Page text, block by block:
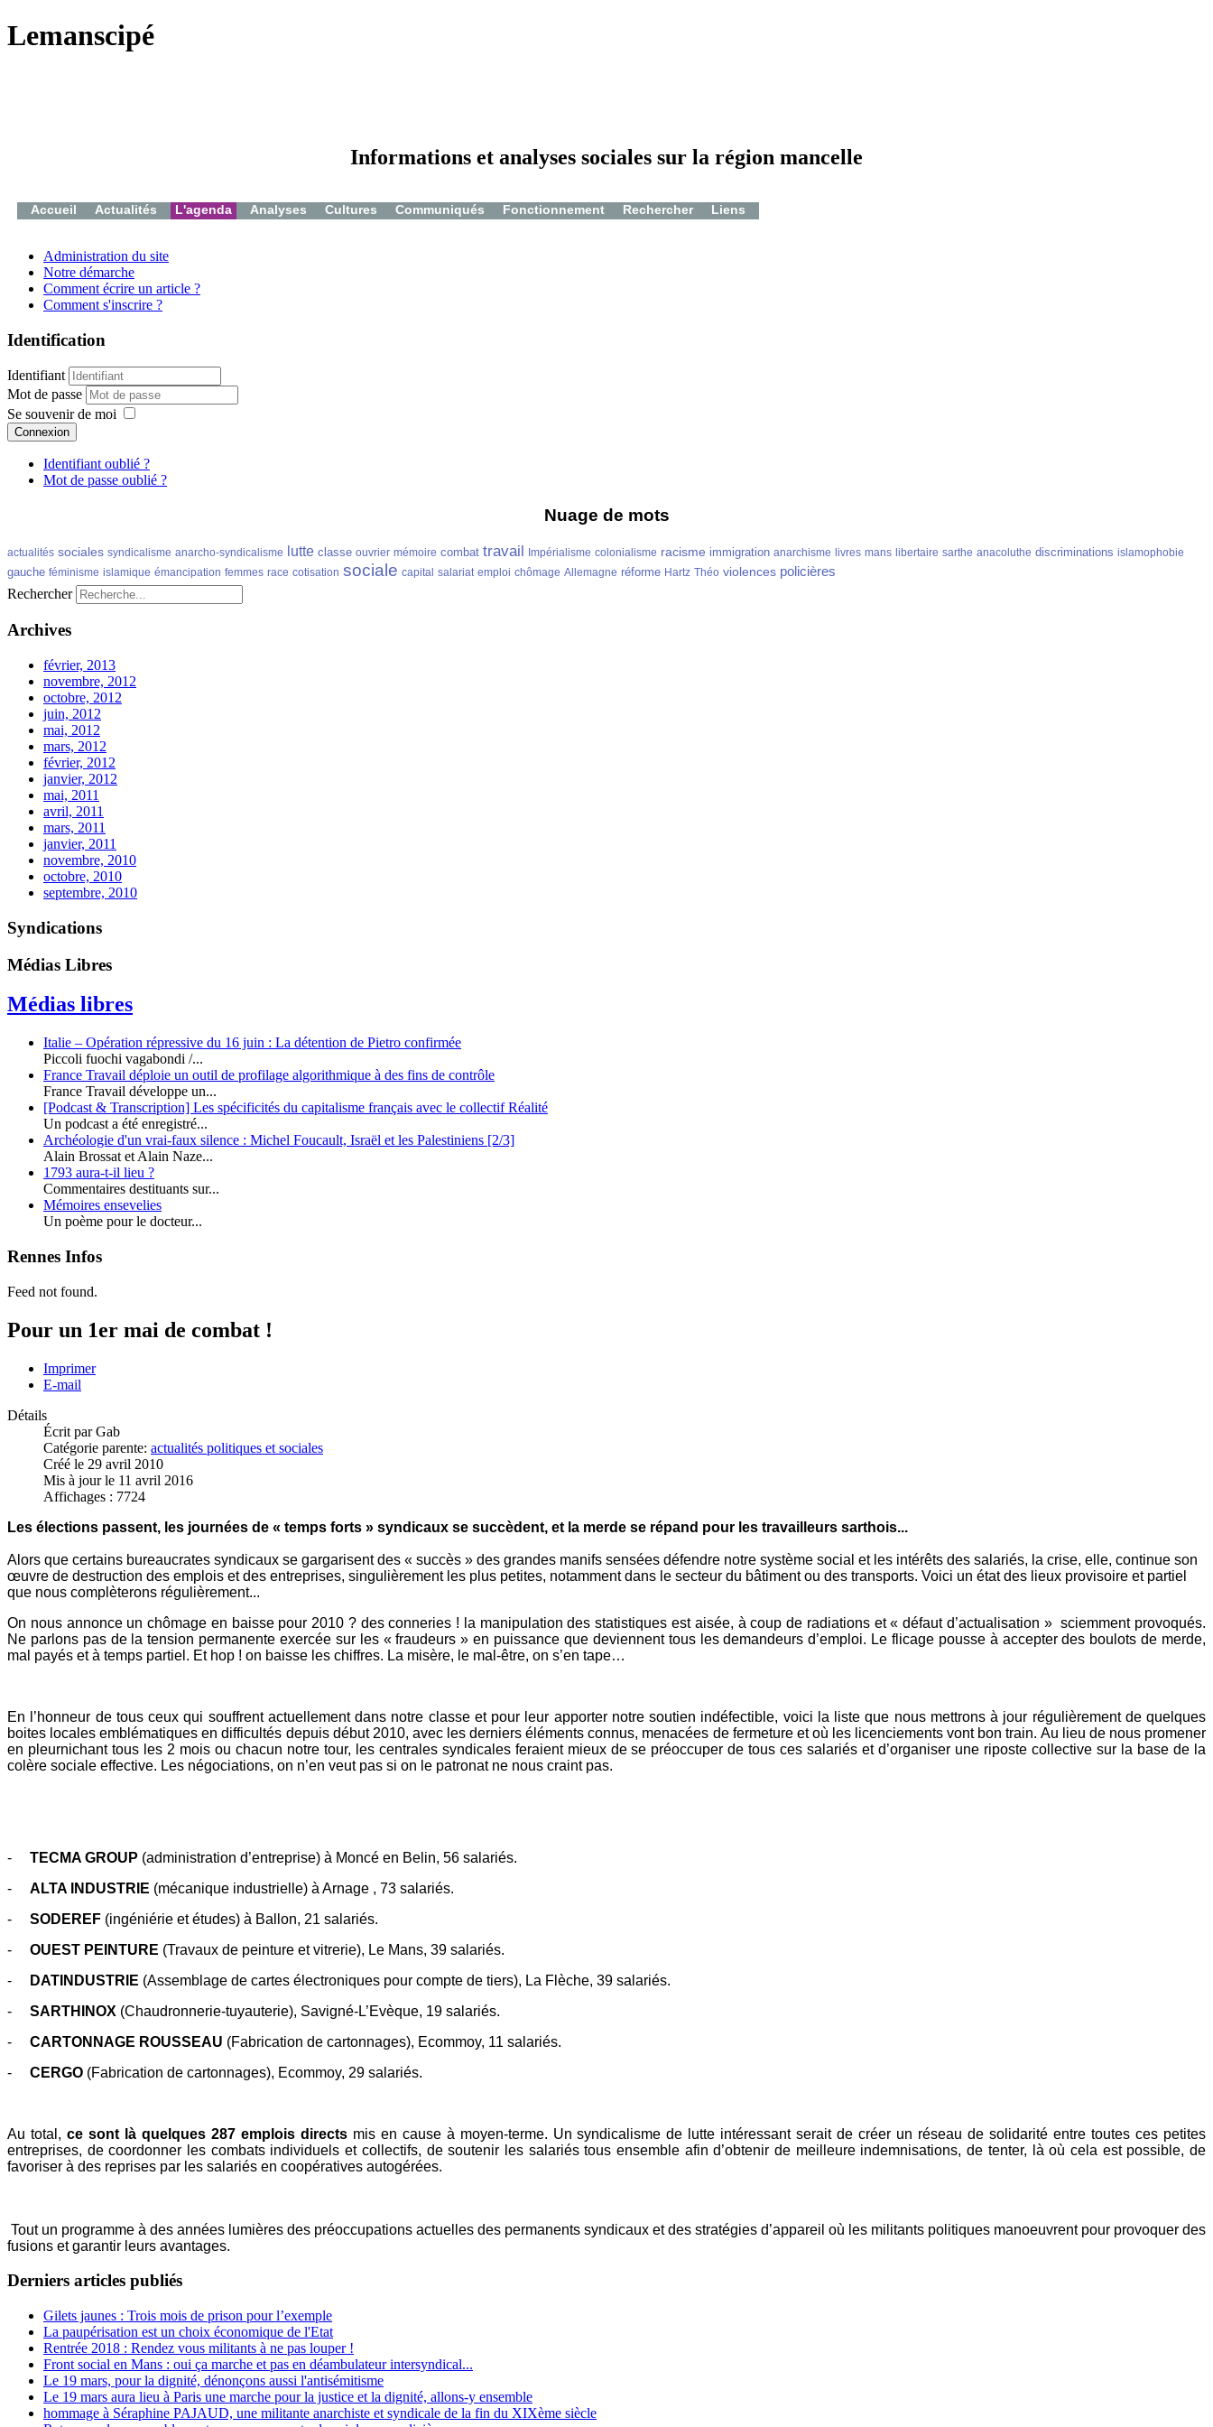
Lemanscipé
Informations et analyses sociales sur la région mancelle
Accueil Actualités L'agenda Analyses Cultures Communiqués Fonctionnement Rechercher Liens
Administration du site
Notre démarche
Comment écrire un article ?
Comment s'inscrire ?
Identification
Identifiant
Mot de passe
Se souvenir de moi
Connexion
Identifiant oublié ?
Mot de passe oublié ?
Nuage de mots
actualités sociales syndicalisme anarcho-syndicalisme lutte classe ouvrier mémoire combat travail Impérialisme colonialisme racisme immigration anarchisme livres mans libertaire sarthe anacoluthe discriminations islamophobie
gauche féminisme islamique émancipation femmes race cotisation sociale capital salariat emploi chômage Allemagne réforme Hartz Théo violences policières
Rechercher
Archives
février, 2013
novembre, 2012
octobre, 2012
juin, 2012
mai, 2012
mars, 2012
février, 2012
janvier, 2012
mai, 2011
avril, 2011
mars, 2011
janvier, 2011
novembre, 2010
octobre, 2010
septembre, 2010
Syndications
Médias Libres
Médias libres
Italie – Opération répressive du 16 juin : La détention de Pietro confirmée
Piccoli fuochi vagabondi /...
France Travail déploie un outil de profilage algorithmique à des fins de contrôle
France Travail développe un...
[Podcast & Transcription] Les spécificités du capitalisme français avec le collectif Réalité
Un podcast a été enregistré...
Archéologie d'un vrai-faux silence : Michel Foucault, Israël et les Palestiniens [2/3]
Alain Brossat et Alain Naze...
1793 aura-t-il lieu ?
Commentaires destituants sur...
Mémoires ensevelies
Un poème pour le docteur...
Rennes Infos
Feed not found.
Pour un 1er mai de combat !
Imprimer
E-mail
Détails
Écrit parGab
Catégorie parente: actualités politiques et sociales
Créé le 29 avril 2010
Mis à jour le 11 avril 2016
Affichages : 7724
Les élections passent, les journées de « temps forts » syndicaux se succèdent, et la merde se répand pour les travailleurs sarthois...
Alors que certains bureaucrates syndicaux se gargarisent des « succès » des grandes manifs sensées défendre notre système social et les intérêts des salariés, la crise, elle, continue son
œuvre de destruction des emplois et des entreprises, singulièrement les plus petites, notamment dans le secteur du bâtiment ou des transports. Voici un état des lieux provisoire et partiel
que nous complèterons régulièrement...
On nous annonce un chômage en baisse pour 2010 ? des conneries ! la manipulation des statistiques est aisée, à coup de radiations et « défaut d’actualisation » sciemment provoqués.
Ne parlons pas de la tension permanente exercée sur les « fraudeurs » en puissance que deviennent tous les demandeurs d’emploi. Le flicage pousse à accepter des boulots de merde,
mal payés et à temps partiel. Et hop ! on baisse les chiffres. La misère, le mal-être, on s’en tape…
En l’honneur de tous ceux qui souffrent actuellement dans notre classe et pour leur apporter notre soutien indéfectible, voici la liste que nous mettrons à jour régulièrement de quelques
boites locales emblématiques en difficultés depuis début 2010, avec les derniers éléments connus, menacées de fermeture et où les licenciements vont bon train. Au lieu de nous promener
en pleurnichant tous les 2 mois ou chacun notre tour, les centrales syndicales feraient mieux de se préoccuper de tous ces salariés et d’organiser une riposte collective sur la base de la
colère sociale effective. Les négociations, on n’en veut pas si on le patronat ne nous craint pas.
- TECMA GROUP (administration d’entreprise) à Moncé en Belin, 56 salariés.
-
ALTA INDUSTRIE (mécanique industrielle) à Arnage , 73 salariés.
-
SODEREF (ingéniérie et études) à Ballon, 21 salariés.
-
OUEST PEINTURE (Travaux de peinture et vitrerie), Le Mans, 39 salariés.
-
DATINDUSTRIE (Assemblage de cartes électroniques pour compte de tiers), La Flèche, 39 salariés.
-
SARTHINOX (Chaudronnerie-tuyauterie), Savigné-L’Evèque, 19 salariés.
-
CARTONNAGE ROUSSEAU (Fabrication de cartonnages), Ecommoy, 11 salariés.
-
CERGO (Fabrication de cartonnages), Ecommoy, 29 salariés.
Au total, ce sont là quelques 287 emplois directsmis en cause à moyen-terme. Un syndicalisme de lutte intéressant serait de créer un réseau de solidarité entre toutes ces petites
entreprises, de coordonner les combats individuels et collectifs, de soutenir les salariés tous ensemble afin d’obtenir de meilleure indemnisations, de tenter, là où cela est possible, de
favoriser à des reprises par les salariés en coopératives autogérées.
Tout un programme à des années lumières des préoccupations actuelles des permanents syndicaux et des stratégies d’appareil où les militants politiques manoeuvrent pour provoquer des
fusions et garantir leurs avantages.
Derniers articles publiés
Gilets jaunes : Trois mois de prison pour l’exemple
La paupérisation est un choix économique de l'Etat
Rentrée 2018 : Rendez vous militants à ne pas louper !
Front social en Mans : oui ça marche et pas en déambulateur intersyndical...
Le 19 mars, pour la dignité, dénonçons aussi l'antisémitisme
Le 19 mars aura lieu à Paris une marche pour la justice et la dignité, allons-y ensemble
hommage à Séraphine PAJAUD, une militante anarchiste et syndicale de la fin du XIXème siècle